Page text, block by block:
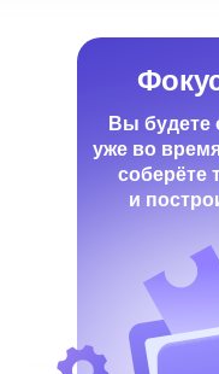
Вы будете
уже во
соберёте
и